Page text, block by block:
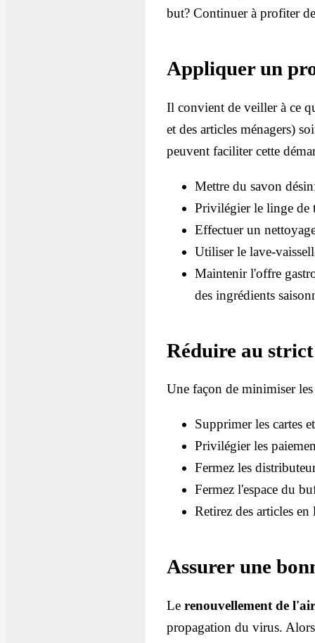
but? Continuer à profiter
Appliquer un
Il convient de veiller à ce
et des articles ménagers)
peuvent faciliter cette
Mettre du savon
Privilégier le linge de
Effectuer un
Utiliser le lave-
Maintenir l'offre
des ingrédients
Réduire au
Une façon de minimiser
Supprimer les cartes
Privilégier les
Fermez les
Fermez l'espace du
Retirez des articles
Assurer une
Lerenouvellement de l'air
propagation du virus.